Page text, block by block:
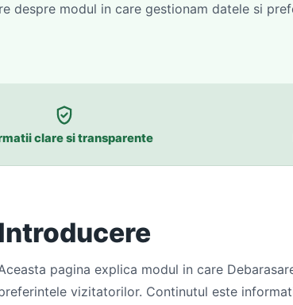
despre modul in care gestionam datele si
clare si transparente
pagina explica modul in care
vizitatorilor. Continutul este